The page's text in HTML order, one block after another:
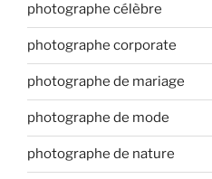
photographe célèbre
photographe corporate
photographe de mariage
photographe de mode
photographe de nature